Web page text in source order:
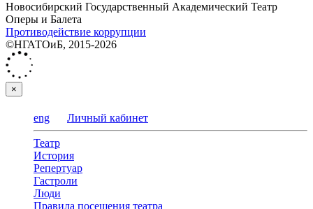
Новосибирский Государственный Академический Театр
Оперы и Балета
Противодействие коррупции
©НГАТОиБ, 2015-2026
×
eng Личный кабинет
Театр
История
Репертуар
Гастроли
Люди
Правила посещения театра